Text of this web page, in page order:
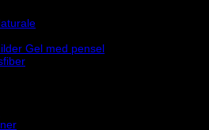
Gel med pensel